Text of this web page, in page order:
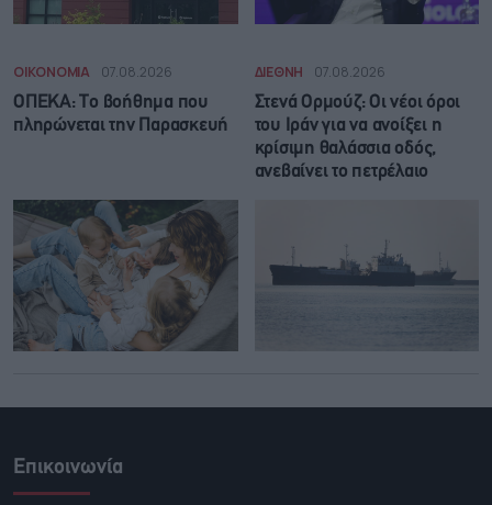
ΟΙΚΟΝΟΜΙΑ 07.08.2026
ΟΠΕΚΑ: Το βοήθημα που
πληρώνεται την Παρασκευή
ΔΙΕΘΝΗ 07.08.2026
Στενά Ορμούζ: Οι νέοι όροι
του Ιράν για να ανοίξει η
κρίσιμη θαλάσσια οδός,
ανεβαίνει το πετρέλαιο
Επικοινωνία